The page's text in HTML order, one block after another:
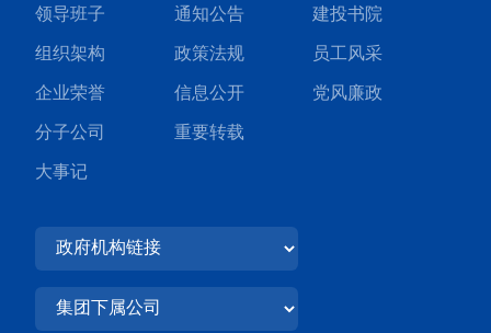
领导班子
组织架构
企业荣誉
分子公司
大事记
通知公告
政策法规
信息公开
重要转载
建投书院
员工风采
党风廉政